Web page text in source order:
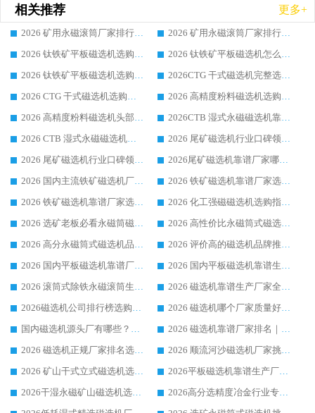
相关推荐 更多+
2026 矿用永磁滚筒厂家排行榜选购干货指南 行业口碑标杆华体会手机网页版-华体会(中国) 实力出众
2026 矿用永磁滚筒厂家排行榜选购指南，行业口碑领域强者华体会手机网页版-华体会(中国)
2026 钛铁矿平板磁选机选购全攻略 市场公认优质品牌厂家实力排行榜
2026 钛铁矿平板磁选机怎么选 靠谱生产企业实力排行榜选购参考攻略
2026 钛铁矿平板磁选机选购指南 行业口碑优选品牌生产企业实力排行榜
2026CTG 干式磁选机完整选购指南 行业口碑顶尖靠谱生产龙头厂家实力推荐
2026 CTG 干式磁选机选购指南|行业口碑靠谱生产厂家领域强者推荐
2026 高精度粉料磁选机选购全攻略 行业优质品牌华体会手机网页版-华体会(中国) 实力深度解析
2026 高精度粉料磁选机头部厂家选购指南 行业口碑靠谱品牌推荐 领域强者华体会手机网页版-华体会(中国) 解析
2026CTB 湿式永磁磁选机靠谱厂家实力排行榜 铁矿选矿设备采购全流程选购指南
2026 CTB 湿式永磁磁选机选购指南|行业口碑良好品牌推荐，领域强者华体会手机网页版-华体会(中国)
2026 尾矿磁选机行业口碑领域强者，源头直供国内主流厂家华体会手机网页版-华体会(中国) 一站式服务
2026 尾矿磁选机行业口碑领域强者，源头直供国内主流厂家华体会手机网页版-华体会(中国) 一站式服务
2026尾矿磁选机靠谱厂家哪家好 行业口碑领域强者华体会手机网页版-华体会(中国) 推荐
2026 国内主流铁矿磁选机厂家选购指南|行业口碑好品牌推荐，领域强者华体会手机网页版-华体会(中国)
2026 铁矿磁选机靠谱厂家选购全攻略 行业标杆华体会手机网页版-华体会(中国) 设备性价比出众
2026 铁矿磁选机靠谱厂家选购指南，领域强者华体会手机网页版-华体会(中国) 铁矿磁选机性价比高
2026 化工强磁磁选机选购指南 5 家行业口碑靠谱厂家领域强者推荐
2026 选矿老板必看永磁筒磁选机推荐 行业头部品牌口碑设备选购全攻略
2026 高性价比永磁筒式磁选机品牌盘点 行业强者口碑实测选购完整指南
2026 高分永磁筒式磁选机品牌推荐 选矿设备强者对比测评采购避坑全攻略
2026 评价高的磁选机品牌推荐选购指南，永磁筒式磁选机设备领域强者全景行业口碑解析
2026 国内平板磁选机靠谱厂家排名 行业实测口碑设备按需选购全指南
2026 国内平板磁选机靠谱生产厂家推荐排名|行业口碑选购指南，领域强者按需选设备
2026 滚筒式除铁永磁滚筒生产厂家推荐排名|行业口碑选购指南，领域强者源头厂商精选
2026 磁选机靠谱生产厂家全梳理 分场景选型行业头部品牌选购参考攻略
2026磁选机公司排行榜选购指南|正规源头厂家推荐，领域强者高性价比靠谱信赖品牌
2026 磁选机哪个厂家质量好？十大靠谱磁电企业排名选购指南
国内磁选机源头厂有哪些？2026 综合实力排名与采购避坑技巧
2026 磁选机靠谱厂家排名｜华体会手机网页版-华体会(中国) 高性价比磁选机磁电品牌
2026 磁选机正规厂家排名选购指南|行业口碑信赖品牌推荐性价比高靠谱磁电企业
2026 顺流河沙磁选机厂家挑选攻略 | 业内口碑龙头企业高性价比品牌推荐
2026 矿山干式立式磁选机选型攻略 梳理深耕磁电装备多年靠谱生产厂商
2026平板磁选机靠谱生产厂家选购指南 行业口碑良好品牌推荐 磁电领域实力强者
2026干湿永磁矿山磁选机选型攻略 优质生产厂家排名 选矿领域高口碑品牌推荐指南
2026高分选精度冶金行业专用磁选机生产厂家,干湿式磁选机源头供应商推荐